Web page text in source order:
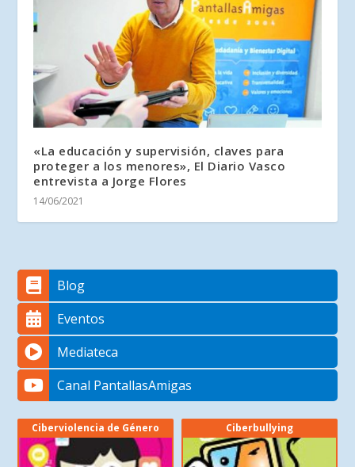
«La educación y supervisión, claves para
proteger a los menores», El Diario Vasco
entrevista a Jorge Flores
14/06/2021
Blog
Eventos
Mediateca
Canal PantallasAmigas
Ciberviolencia de Género Ciberbullying